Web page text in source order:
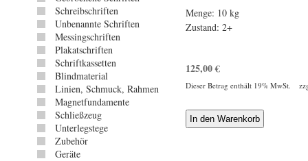
Schreibschriften
Unbenannte Schriften
Messingschriften
Plakatschriften
Schriftkassetten
Blindmaterial
Linien, Schmuck, Rahmen
Magnetfundamente
Schließzeug
Unterlegstege
Zubehör
Geräte
Menge: 10 kg
Zustand: 2+
125,00€
Dieser Betrag enthält 19% MwSt.